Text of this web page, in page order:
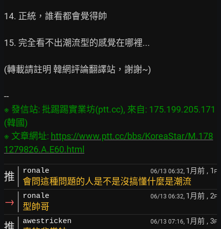
14. 正統，誰看都會覺得帥
15. 完全看不出潮流型的感覺在哪裡...
(轉載請註明 韓網評論翻譯站，謝謝~)
※ 發信站: 批踢踢實業坊(ptt.cc), 來自: 175.199.205.171
(韓國)
※ 文章網址: https://www.ptt.cc/bbs/KoreaStar/M.178
1279826.A.E60.html
推 ronale 06/13 06:32, 1月前 , 1 F
會問這種問題的人是不是沒搞懂什麼是潮流
→ ronale 06/13 06:32, 1月前 , 2F
型帥哥
awestricken 06/13 07:16, 1月前 , 3F